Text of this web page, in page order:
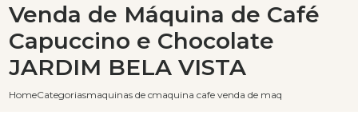
HomeCategoriasmaquinas de cafe capuccino
maquina cafe capuccinovenda de maquina de cafe
Venda de Máquina de Café
Capuccino e Chocolate
JARDIM BELA VISTA